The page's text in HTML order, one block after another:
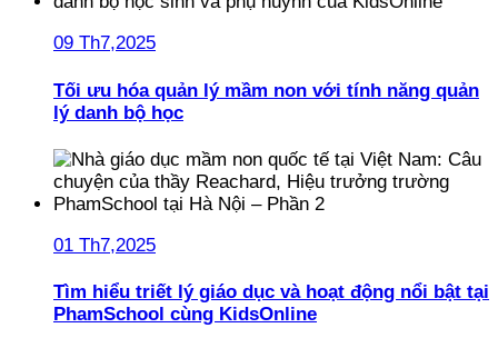
09 Th7,2025
Tối ưu hóa quản lý mầm non với tính năng quản
lý danh bộ học
01 Th7,2025
Tìm hiểu triết lý giáo dục và hoạt động nổi bật tại
PhamSchool cùng KidsOnline